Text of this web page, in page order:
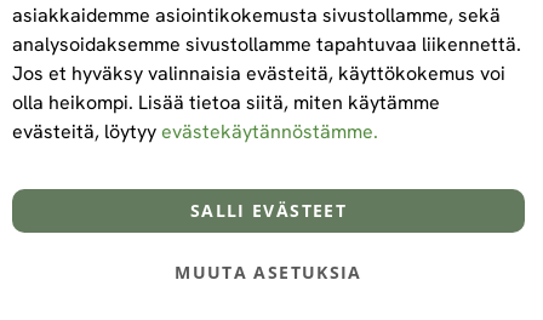
Tilaa
Tietoa meistä
@‌2025 FooDeliDoo
Toimitus- ja maksuehdot
asiakkaidemme asiointikokemusta sivustollamme, sekä
analysoidaksemme sivustollamme tapahtuvaa liikennettä.
Jos et hyväksy valinnaisia evästeitä, käyttökokemus voi
olla heikompi. Lisää tietoa siitä, miten käytämme
evästeitä, löytyyevästekäytännöstämme.
SALLI EVÄSTEET
MUUTA ASETUKSIA